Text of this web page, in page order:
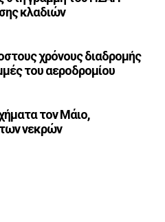
κλαδιών
χρόνους διαδρομής
του αεροδρομίου
τον Μάιο,
νεκρών